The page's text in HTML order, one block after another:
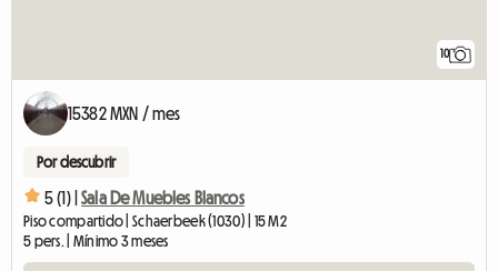
10
15382 MXN / mes
Por descubrir
5 (1) | Sala De Muebles Blancos
Piso compartido | Schaerbeek (1030) | 15 M2
5 pers. | Mínimo 3 meses